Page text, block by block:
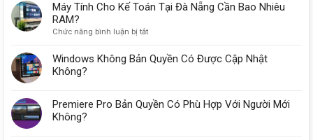
Máy Tính Cho Kế Toán Tại Đà Nẵng Cần Bao Nhiêu
RAM?
Chức năng bình luận bị tắtở
Tính
Tại
Windows Không Bản Quyền Có Được Cập Nhật
Không?
Premiere Pro Bản Quyền Có Phù Hợp Với Người Mới
Không?